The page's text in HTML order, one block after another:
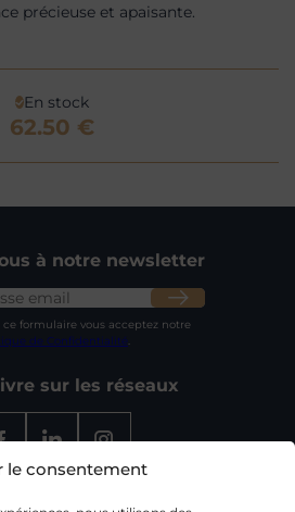
le consentement
précieuse et apaisante.
En stock
62.50 €
à notre newsletter
formulaire vous acceptez notre
de Confidentialité.
sur les réseaux